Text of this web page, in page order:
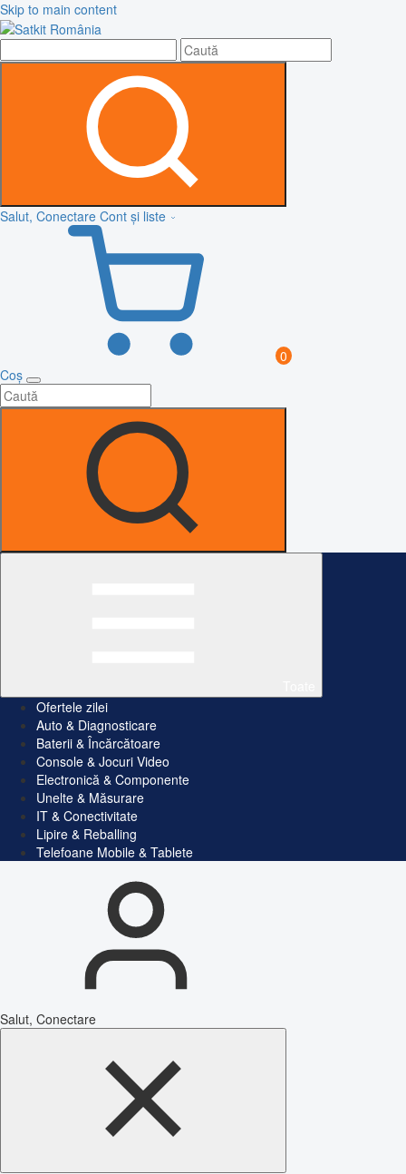
Skip to main content
Salut, Conectare Cont și liste
0
Coș
Ofertele zilei
Auto & Diagnosticare
Baterii & Încărcătoare
Console & Jocuri Video
Electronică & Componente
Unelte & Măsurare
IT & Conectivitate
Lipire & Reballing
Telefoane Mobile & Tablete
Salut, Conectare